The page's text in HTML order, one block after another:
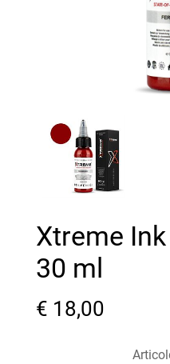
Xtreme
30 ml
€ 18,00